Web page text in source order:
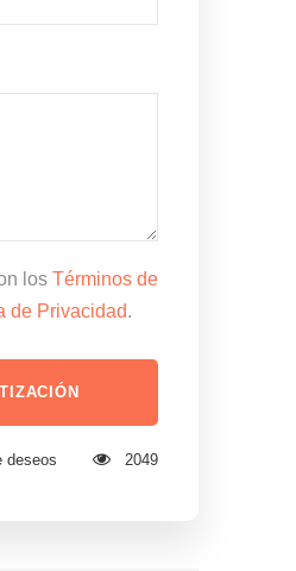
los Términos de
de Privacidad.
deseos 2049